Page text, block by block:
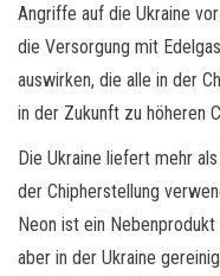
Angriffe auf die Ukraine
die Versorgung mit
auswirken, die alle in der
in der Zukunft zu höheren
Die Ukraine liefert mehr
der Chipherstellung
Neon ist ein
aber in der Ukraine